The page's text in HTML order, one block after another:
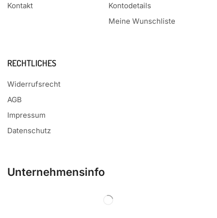
Kontakt
Kontodetails
Meine Wunschliste
RECHTLICHES
Widerrufsrecht
AGB
Impressum
Datenschutz
Unternehmensinfo